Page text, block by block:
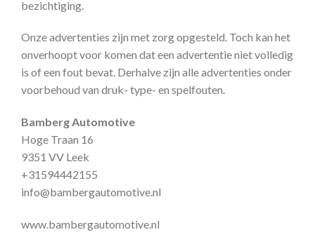
bezichtiging.
Onze advertenties zijn met zorg opgesteld. Toch kan het
onverhoopt voor komen dat een advertentie niet volledig
is of een fout bevat. Derhalve zijn alle advertenties onder
voorbehoud van druk- type- en spelfouten.
Bamberg Automotive
Hoge Traan 16
9351 VV Leek
+31594442155
info@bambergautomotive.nl
www.bambergautomotive.nl